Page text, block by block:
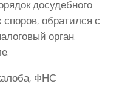
досудебного
обратился с
орган.
ФНС